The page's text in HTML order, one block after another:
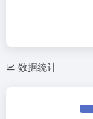
数据统计